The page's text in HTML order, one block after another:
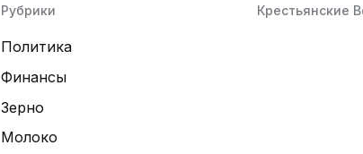
Рубрики
Политика
Финансы
Зерно
Молоко
Крестьянские